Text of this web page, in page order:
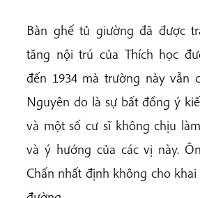
Bàn ghế tủ giường đã được
tăng nội trú của Thích học
đến 1934 mà trường này vẫn
Nguyên do là sự bất đồng ý
và một số cư sĩ không chịu
và ý hướng của các vị này.
Chấn nhất định không cho